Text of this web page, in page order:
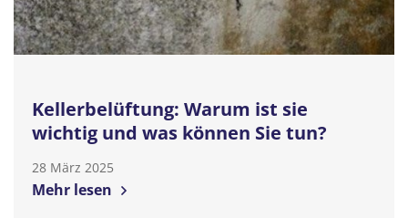
Kellerbelüftung: Warum ist sie
wichtig und was können Sie tun?
28 März 2025
Mehr lesen